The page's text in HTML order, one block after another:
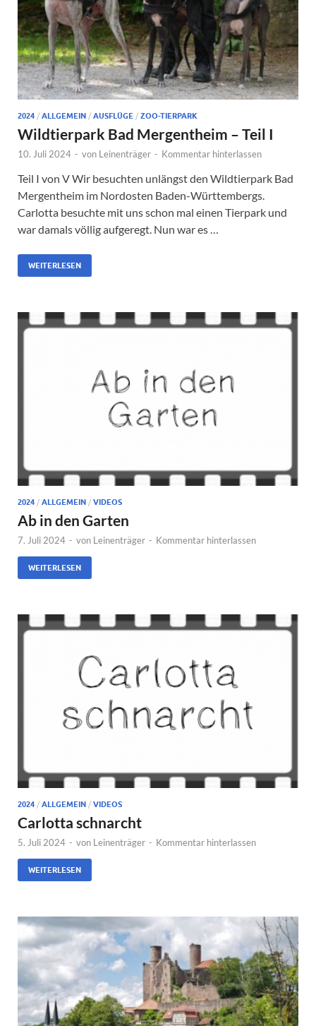
2024 / ALLGEMEIN / AUSFLÜGE / ZOO-TIERPARK
Wildtierpark Bad Mergentheim – Teil I
10. Juli 2024 - von Leinenträger - Kommentar hinterlassen
Teil I von V Wir besuchten unlängst den Wildtierpark Bad
Mergentheim im Nordosten Baden-Württembergs.
Carlotta besuchte mit uns schon mal einen Tierpark und
war damals völlig aufgeregt. Nun war es …
WEITERLESEN
2024 / ALLGEMEIN / VIDEOS
Ab in den Garten
7. Juli 2024 - von Leinenträger - Kommentar hinterlassen
WEITERLESEN
2024 / ALLGEMEIN / VIDEOS
Carlotta schnarcht
5. Juli 2024 - von Leinenträger - Kommentar hinterlassen
WEITERLESEN